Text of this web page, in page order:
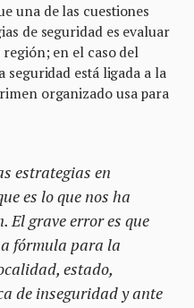
una de las cuestiones
de seguridad es evaluar
región; en el caso del
seguridad está ligada a la
organizado usa para
estrategias en
es lo que nos ha
El grave error es que
fórmula para la
estado,
de inseguridad y ante